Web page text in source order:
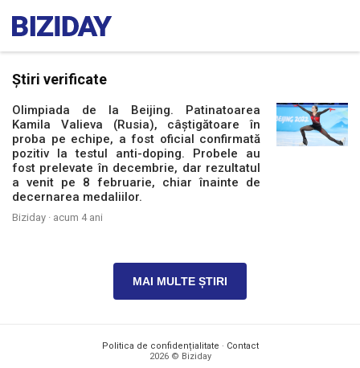
Știri verificate
Olimpiada de la Beijing. Patinatoarea
Kamila Valieva (Rusia), câștigătoare în
proba pe echipe, a fost oficial confirmată
pozitiv la testul anti-doping. Probele au
fost prelevate în decembrie, dar rezultatul
a venit pe 8 februarie, chiar înainte de
decernarea medaliilor.
Biziday · acum 4 ani
MAI MULTE ȘTIRI
Politica de confidențialitate · Contact
2026 © Biziday